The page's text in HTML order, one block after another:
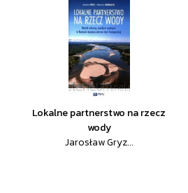
Lokalne partnerstwo na rzecz
wody
Jarosław Gryz...